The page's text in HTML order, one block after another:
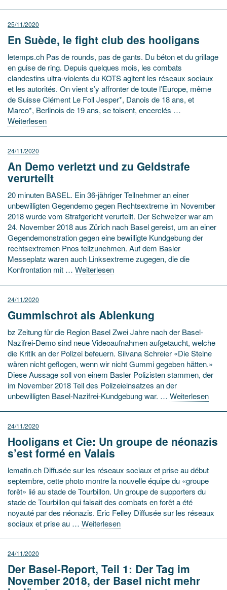
25/11/2020
En Suède, le fight club des hooligans
letemps.ch Pas de rounds, pas de gants. Du béton et du grillage
en guise de ring. Depuis quelques mois, les combats
clandestins ultra-violents du KOTS agitent les réseaux sociaux
et les autorités. On vient s’y affronter de toute l’Europe, même
de Suisse Clément Le Foll Jesper*, Danois de 18 ans, et
Marco*, Berlinois de 19 ans, se toisent, encerclés …
Weiterlesen
24/11/2020
An Demo verletzt und zu Geldstrafe
verurteilt
20 minuten BASEL. Ein 36-jähriger Teilnehmer an einer
unbewilligten Gegendemo gegen Rechtsextreme im November
2018 wurde vom Strafgericht verurteilt. Der Schweizer war am
24. November 2018 aus Zürich nach Basel gereist, um an einer
Gegendemonstration gegen eine bewilligte Kundgebung der
rechtsextremen Pnos teilzunehmen. Auf dem Basler
Messeplatz waren auch Linksextreme zugegen, die die
Konfrontation mit … Weiterlesen
24/11/2020
Gummischrot als Ablenkung
bz Zeitung für die Region Basel Zwei Jahre nach der Basel-
Nazifrei-Demo sind neue Videoaufnahmen aufgetaucht, welche
die Kritik an der Polizei befeuern. Silvana Schreier «Die Steine
wären nicht geflogen, wenn wir nicht Gummi gegeben hätten.»
Diese Aussage soll von einem Basler Polizisten stammen, der
im November 2018 Teil des Polizeieinsatzes an der
unbewilligten Basel-Nazifrei-Kundgebung war. … Weiterlesen
24/11/2020
Hooligans et Cie: Un groupe de néonazis
s’est formé en Valais
lematin.ch Diffusée sur les réseaux sociaux et prise au début
septembre, cette photo montre la nouvelle équipe du «groupe
forêt» lié au stade de Tourbillon. Un groupe de supporters du
stade de Tourbillon qui faisait des combats en forêt a été
noyauté par des néonazis. Eric Felley Diffusée sur les réseaux
sociaux et prise au … Weiterlesen
24/11/2020
Der Basel-Report, Teil 1: Der Tag im
November 2018, der Basel nicht mehr